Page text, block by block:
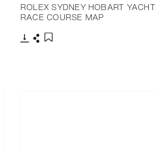
ROLEX SYDNEY HOBART YACHT
RACE COURSE MAP